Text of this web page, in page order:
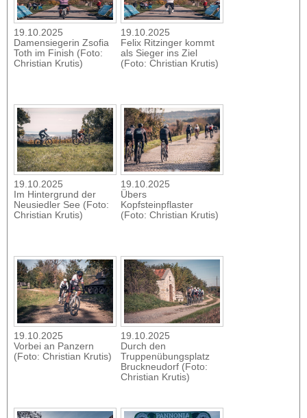
19.10.2025
Damensiegerin Zsofia
Toth im Finish (Foto:
Christian Krutis)
19.10.2025
Felix Ritzinger kommt
als Sieger ins Ziel
(Foto: Christian Krutis)
19.10.2025
Im Hintergrund der
Neusiedler See (Foto:
Christian Krutis)
19.10.2025
Übers
Kopfsteinpflaster
(Foto: Christian Krutis)
19.10.2025
Vorbei an Panzern
(Foto: Christian Krutis)
19.10.2025
Durch den
Truppenübungsplatz
Bruckneudorf (Foto:
Christian Krutis)